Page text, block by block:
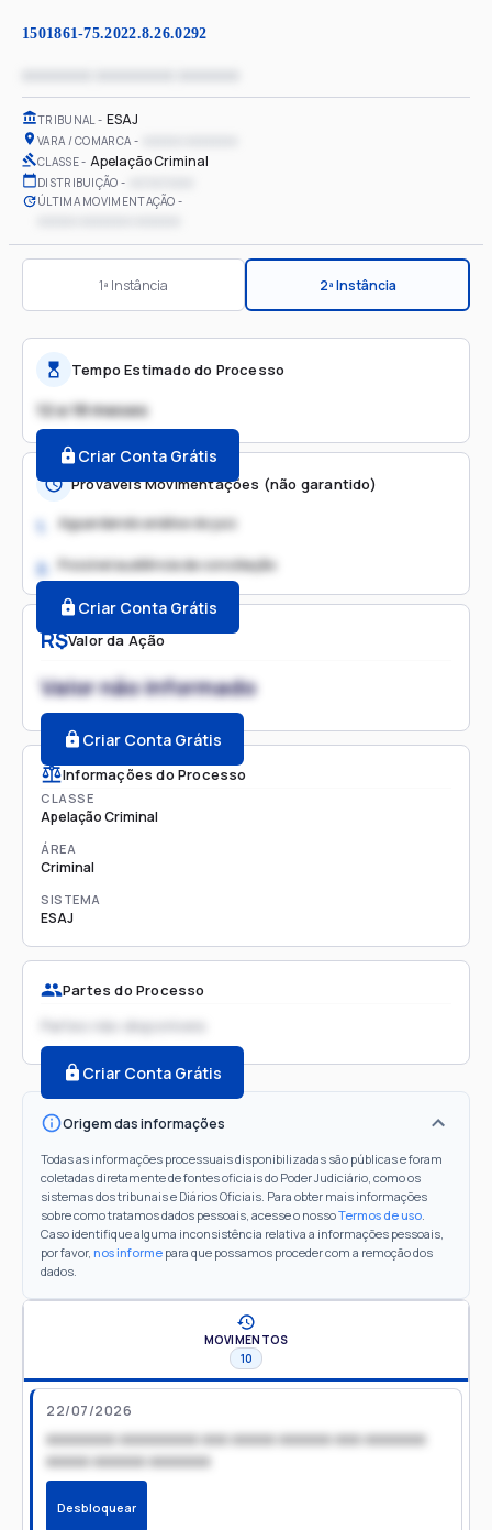
1501861-75.2022.8.26.0292
TRIBUNAL ESAJ
VARA / COMARCA
CLASSE Apelação Criminal
DISTRIBUIÇÃO
ÚLTIMA MOVIMENTAÇÃO
1ª Instância 2ª Instância
R$Valor da Ação
Valor não informado
Criar Conta Grátis
Informações do Processo
CLASSE
Apelação Criminal
ÁREA
Criminal
SISTEMA
ESAJ
Partes do Processo
Partes não disponíveis
Criar Conta Grátis
Origem das informações
Todas as informações processuais disponibilizadas são públicas e foram
coletadas diretamente de fontes oficiais do Poder Judiciário, como os
sistemas dos tribunais e Diários Oficiais. Para obter mais informações
sobre como tratamos dados pessoais, acesse o nossoTermos de uso.
Caso identifique alguma inconsistência relativa a informações pessoais,
por favor, nos informe para que possamos proceder com a remoção dos
dados.
Tempo Estimado do Processo
12 a 18 meses
Criar Conta Grátis
Prováveis Movimentações (não garantido)
1. Aguardando análise do juiz
2. Possível audiência de conciliação
Criar Conta Grátis
MOVIMENTOS
10
22/07/2026
xxxxxxxx xxxxxxxxx xxx xxxxx xxxxxx xxx xxxxxxx
xxxxx xxxxxx xxxxxxx
Desbloquear